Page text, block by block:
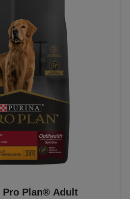
Pro Plan® Adult